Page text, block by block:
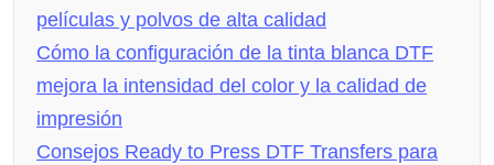
películas y polvos de alta calidad
Cómo la configuración de la tinta blanca DTF
mejora la intensidad del color y la calidad de
impresión
Consejos Ready to Press DTF Transfers para